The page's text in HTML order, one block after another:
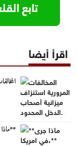
اقرأ أيضا